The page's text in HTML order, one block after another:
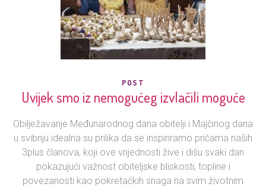
POST
Uvijek smo iz nemogućeg izvlačili moguće
Obilježavanje Međunarodnog dana obitelji i Majčinog dana
u svibnju idealna su prilika da se inspiriramo pričama naših
3plus članova, koji ove vrijednosti žive i dišu svaki dan
pokazujući važnost obiteljske bliskosti, topline i
povezanosti kao pokretačkih snaga na svim životnim